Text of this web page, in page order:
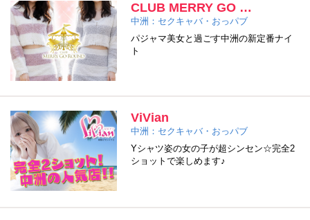
CLUB MERRY GO …
中洲：セクキャバ・おっパブ
パジャマ美女と過ごす中洲の新定番ナイ
ト
ViVian
中洲：セクキャバ・おっパブ
Yシャツ姿の女の子が超シンセン☆完全2
ショットで楽しめます♪